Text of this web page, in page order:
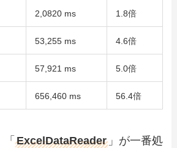
2,0820 ms 1.8倍
53,255 ms 4.6倍
57,921 ms 5.0倍
656,460 ms 56.4倍
「ExcelDataReader 」が一番処